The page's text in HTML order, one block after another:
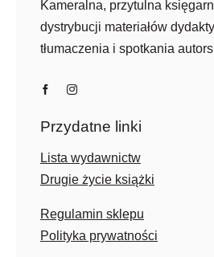
Kameralna, przytulna
dystrybucji materiałów
tłumaczenia i spotkania
Przydatne linki
Lista wydawnictw
Drugie życie książki
Regulamin sklepu
Polityka prywatności